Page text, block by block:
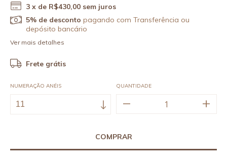
3 x de R$430,00 sem juros
5% de desconto pagando com Transferência ou
depósito bancário
Ver mais detalhes
Frete grátis
NUMERAÇÃO ANÉIS QUANTIDADE